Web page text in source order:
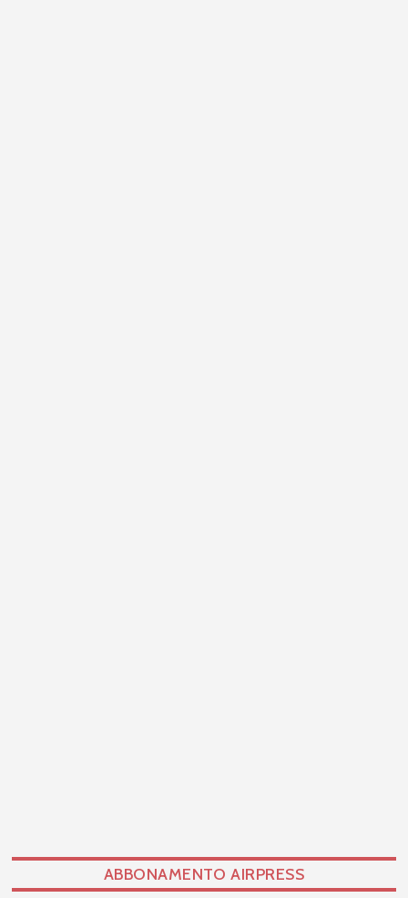
ABBONAMENTO AIRPRESS